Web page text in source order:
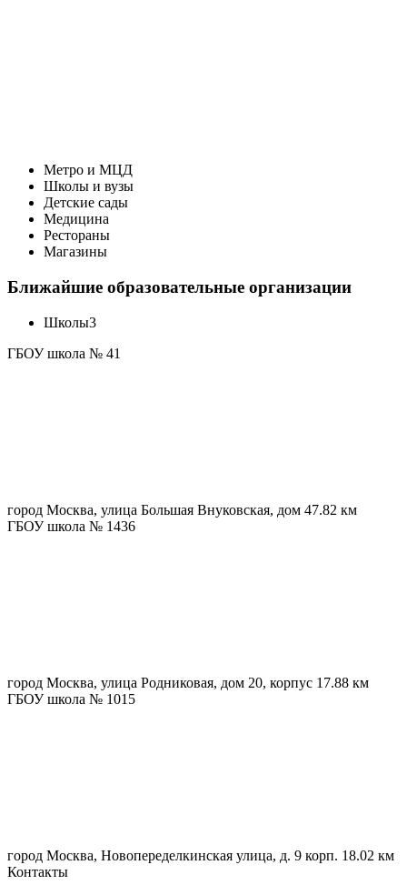
Метро и МЦД
Школы и вузы
Детские сады
Медицина
Рестораны
Магазины
Ближайшие образовательные организации
Школы3
ГБОУ школа № 41
город Москва, улица Большая Внуковская, дом 47.82 км
ГБОУ школа № 1436
город Москва, улица Родниковая, дом 20, корпус 1 7.88 км
ГБОУ школа № 1015
город Москва, Новопеределкинская улица, д. 9 корп. 18.02 км
Контакты